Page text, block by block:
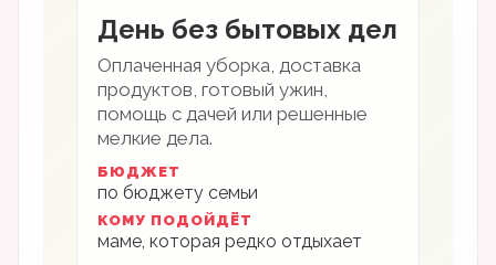
День без бытовых дел
Оплаченная уборка, доставка
продуктов, готовый ужин,
помощь с дачей или решенные
мелкие дела.
БЮДЖЕТ
по бюджету семьи
КОМУ ПОДОЙДЁТ
маме, которая редко отдыхает